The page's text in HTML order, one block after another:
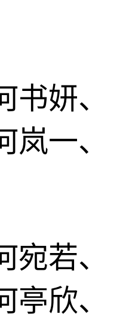
书妍、
岚一、
宛若、
亭欣、